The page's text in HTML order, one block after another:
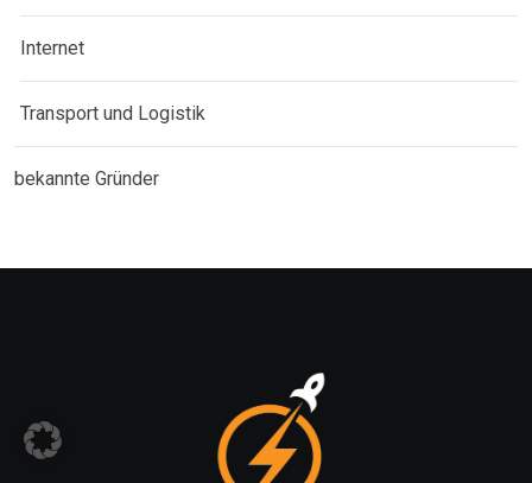
Internet
Transport und Logistik
bekannte Gründer